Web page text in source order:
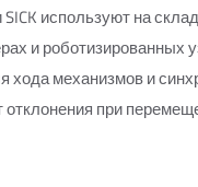
используют на
и
хода механизмов и
отклонения при